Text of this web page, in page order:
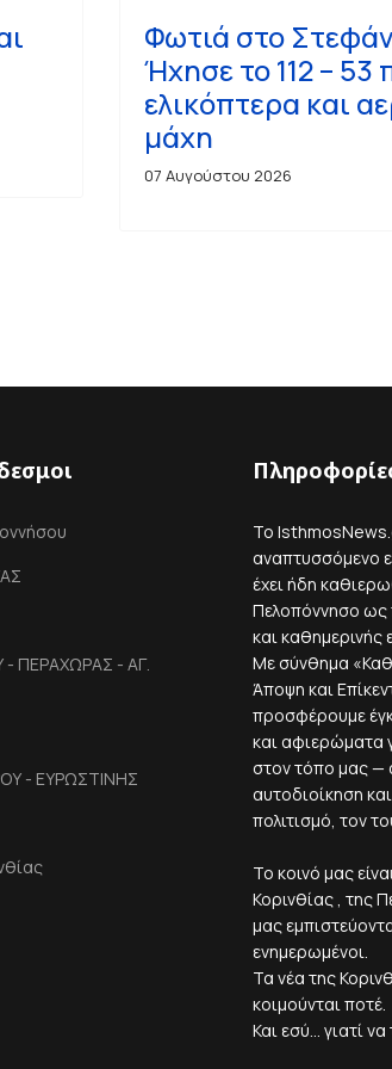
Φωτιά στο
Ήχησε το 112 – 53
ελικόπτερα και
μάχη
07 Αυγούστου 2026
- ΠΕΡΑΧΩΡΑΣ - ΑΓ.
- ΕΥΡΩΣΤΙΝΗΣ
Το
αναπτυσσόμενο
έχει ήδη
Πελοπόννησο ως
και καθημερινής
Με σύνθημα
Άποψη και
προσφέρουμε
και αφιερώματα
στον τόπο μας —
αυτοδιοίκηση
πολιτισμό, τον
Το κοινό μας
Κορινθίας , της
μας
ενημερωμένοι.
Τα νέα της
κοιμούνται ποτέ.
Και εσύ... γιατί